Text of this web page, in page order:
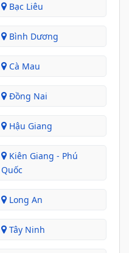
Bạc Liêu
Bình Dương
Cà Mau
Đồng Nai
Hậu Giang
Kiên Giang - Phú
Quốc
Long An
Tây Ninh